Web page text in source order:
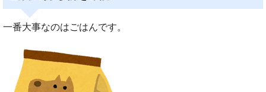
一番大事なのはごはんです。